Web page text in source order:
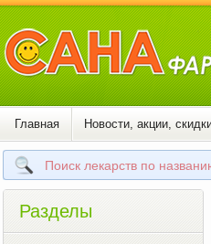
Главная Новости, акции,
Разделы